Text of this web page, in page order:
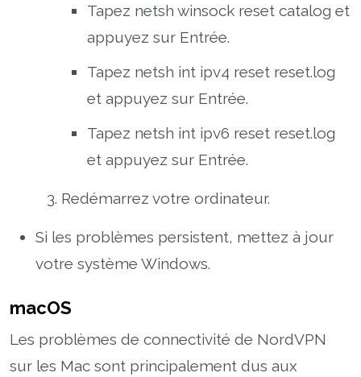
Tapez netsh winsock reset catalog et
appuyez sur Entrée.
Tapez netsh int ipv4 reset reset.log
et appuyez sur Entrée.
Tapez netsh int ipv6 reset reset.log
et appuyez sur Entrée.
Redémarrez votre ordinateur.
Si les problèmes persistent, mettez à jour
votre système Windows.
macOS
Les problèmes de connectivité de NordVPN
sur les Mac sont principalement dus aux